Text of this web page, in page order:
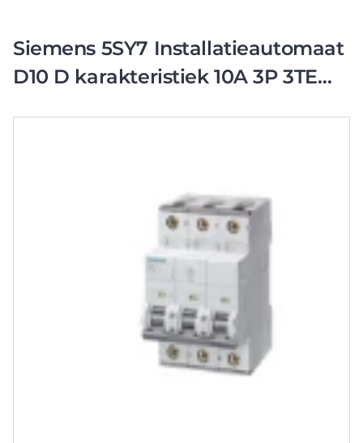
Siemens 5SY7 Installatieautomaat
D10 D karakteristiek 10A 3P 3TE